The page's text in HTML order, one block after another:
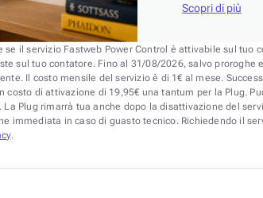
Scopri di più
se il servizio Fastweb Power Control è attivabile sul tuo
sul tuo contatore. Fino al 31/08/2026, salvo
Il costo mensile del servizio è di 1€ al mese.
costo di attivazione di 19,95€ una tantum per la Plug.
La Plug rimarrà tua anche dopo la disattivazione del
immediata in caso di guasto tecnico. Richiedendo il
.